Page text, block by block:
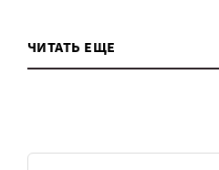
ЧИТАТЬ ЕЩЕ